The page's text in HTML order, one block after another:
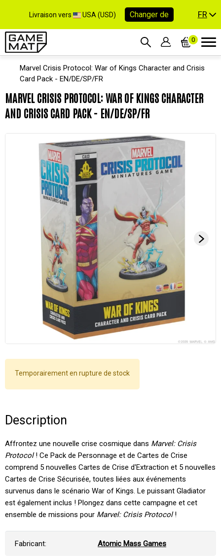
Livraison vers USA (USD) Changer de FR
0
Marvel Crisis Protocol: War of Kings Character and Crisis
Card Pack - EN/DE/SP/FR
MARVEL CRISIS PROTOCOL: WAR OF KINGS CHARACTER
AND CRISIS CARD PACK - EN/DE/SP/FR
Temporairement en rupture de stock
Description
Affrontez une nouvelle crise cosmique dans Marvel: Crisis
Protocol! Ce Pack de Personnage et de Cartes de Crise
comprend 5 nouvelles Cartes de Crise d'Extraction et 5 nouvelles
Cartes de Crise Sécurisée, toutes liées aux événements
survenus dans le scénario War of Kings. Le puissant Gladiator
est également inclus ! Plongez dans cette campagne et cet
ensemble de missions pour Marvel: Crisis Protocol!
Fabricant: Atomic Mass Games